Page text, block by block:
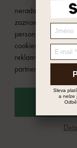
nerada ruším, ale
zaznamenávat, jak
personalizaci
cookies. Tyto
reklamy. Údaje
partnery.